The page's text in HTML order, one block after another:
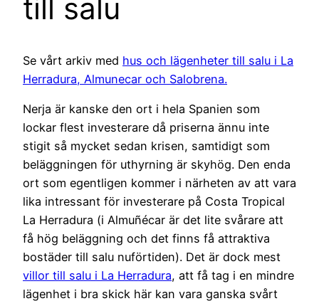
till salu
Se vårt arkiv med hus och lägenheter till salu i La
Herradura, Almunecar och Salobrena.
Nerja är kanske den ort i hela Spanien som
lockar flest investerare då priserna ännu inte
stigit så mycket sedan krisen, samtidigt som
beläggningen för uthyrning är skyhög. Den enda
ort som egentligen kommer i närheten av att vara
lika intressant för investerare på Costa Tropical
La Herradura (i Almuñécar är det lite svårare att
få hög beläggning och det finns få attraktiva
bostäder till salu nuförtiden). Det är dock mest
villor till salu i La Herradura, att få tag i en mindre
lägenhet i bra skick här kan vara ganska svårt